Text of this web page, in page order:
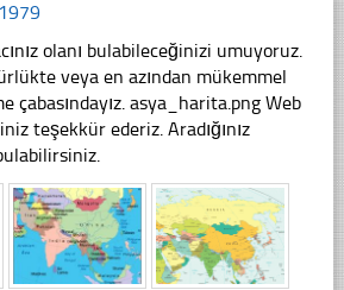
olanı bulabileceğinizi umuyoruz.
veya en azından mükemmel
çabasındayız. asya_harita.png Web
teşekkür ederiz. Aradığınız